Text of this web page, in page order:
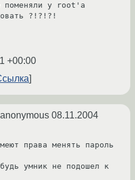
поменяли у root'a
?!?!?!
+00:00
08.11.2004
права менять пароль
умник не подошел к